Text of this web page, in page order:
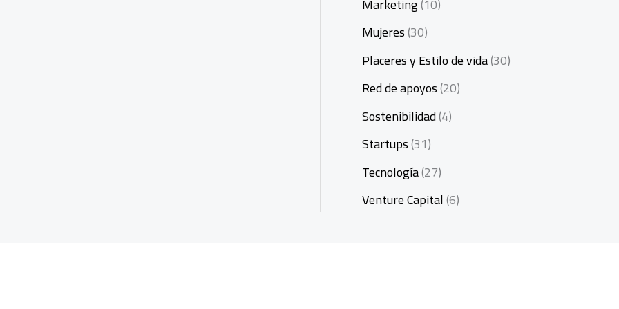
Mujeres(30)
Placeres y Estilo de vida(30)
Red de apoyos(20)
Sostenibilidad(4)
Startups(31)
Tecnología(27)
Venture Capital(6)